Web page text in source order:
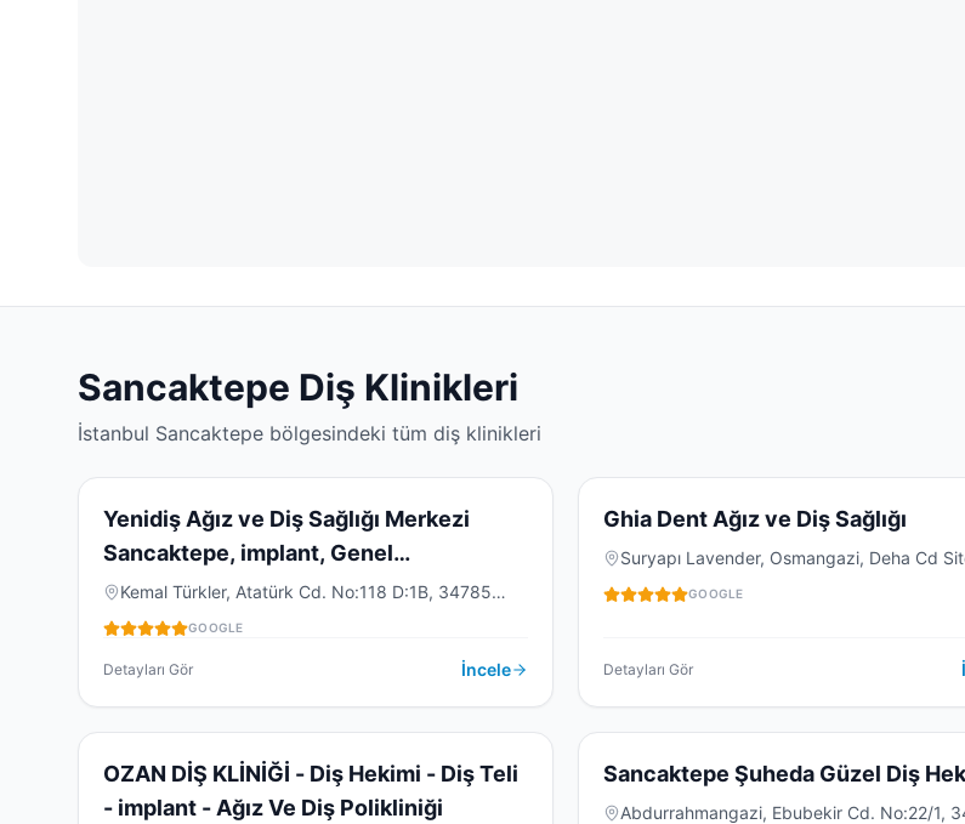
Sancaktepe Diş Klinikleri
İstanbul Sancaktepe bölgesindeki tüm diş klinikleri
Y
DIŞ KLINIĞI
Yenidiş Ağız ve Diş Sağlığı Merkezi
Sancaktepe, implant, Genel
Anestezi,Diş Kaplama ,
Kemal Türkler, Atatürk Cd. No:118 D:1B, 34785
Sancaktepe/İstanbul, Türkiye
GOOGLE
Detayları Gör İncele
G
DIŞ KLINIĞI
Ghia Dent Ağız ve Diş Sağlığı
Suryapı Lavender, Osmangazi, Deha Cd
No:47, 34000 Sancaktepe/İstanbul, Türkiye
GOOGLE
Detayları Gör
O 4.8 41
OZAN DİŞ KLİNİĞİ - Diş Hekimi - Diş Teli
- implant - Ağız Ve Diş Polikliniği
S
Sancaktepe Şuheda Güzel Diş
Abdurrahmangazi, Ebubekir Cd. No:22/1,